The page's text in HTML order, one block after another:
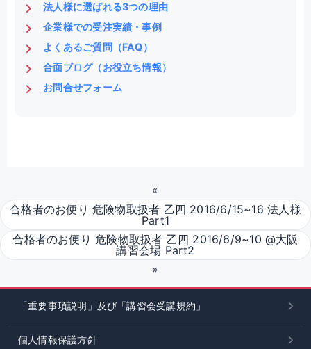
法人様に選ばれる3つの理由
企業様での受注実績・事例
よくあるご質問（FAQ）
合面ブログ（お役立ち情報）
お問合せフォーム
«
合格者のお便り 危険物取扱者 乙四 2016/6/15~16 法人様
Part1
合格者のお便り 危険物取扱者 乙四 2016/6/9~10 @大阪
講習会場 Part2
»
「重要事項説明」及び「講習会受講規約」
個人情報保護方針